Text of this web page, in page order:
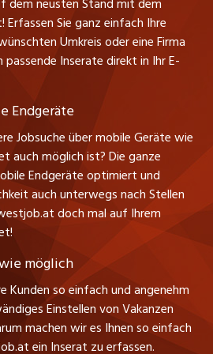
Sie ganz einfach Ihre
Umkreis oder eine Firma
Inserate direkt in Ihr E-
Endgeräte
Jobsuche über mobile Geräte wie
auch möglich ist? Die ganze
Endgeräte optimiert und
auch unterwegs nach Stellen
doch mal auf Ihrem
möglich
Kunden so einfach und angenehm
Einstellen von Vakanzen
machen wir es Ihnen so einfach
ein Inserat zu erfassen.